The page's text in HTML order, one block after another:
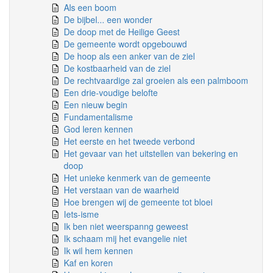
Als een boom
De bijbel... een wonder
De doop met de Heilige Geest
De gemeente wordt opgebouwd
De hoop als een anker van de ziel
De kostbaarheid van de ziel
De rechtvaardige zal groeien als een palmboom
Een drie-voudige belofte
Een nieuw begin
Fundamentalisme
God leren kennen
Het eerste en het tweede verbond
Het gevaar van het uitstellen van bekering en
doop
Het unieke kenmerk van de gemeente
Het verstaan van de waarheid
Hoe brengen wij de gemeente tot bloei
Iets-isme
Ik ben niet weerspanng geweest
Ik schaam mij het evangelie niet
Ik wil hem kennen
Kaf en koren